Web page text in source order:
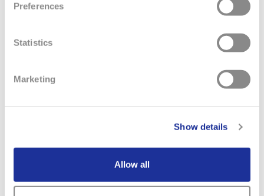
Preferences
Statistics
Marketing
Show details
Allow all
PDF downloaden ( 10.33 MB)